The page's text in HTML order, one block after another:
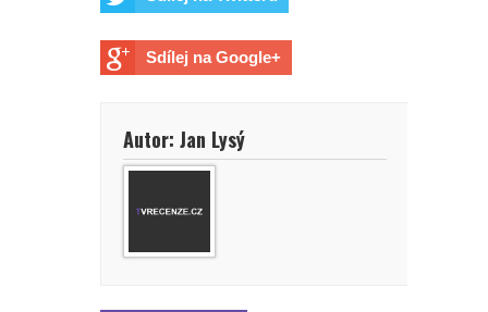
Sdílej na Google+
Autor: Jan Lysý